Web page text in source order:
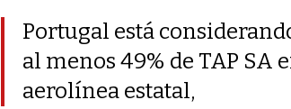
Portugal está
al menos 49% de TAP
aerolínea estatal,